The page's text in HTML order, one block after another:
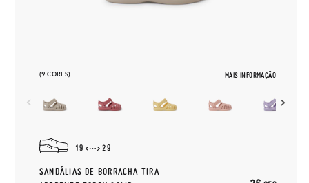
(9 CORES) MAIS INFORMAÇÃO
19 29
SANDÁLIAS DE BORRACHA TIRA